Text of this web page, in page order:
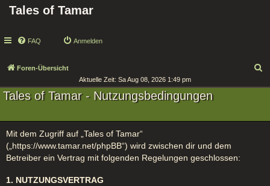
Tales of Tamar
FAQ Anmelden
Foren-Übersicht
Aktuelle Zeit: Sa Aug 08, 2026 1:49 pm
Tales of Tamar - Nutzungsbedingungen
Mit dem Zugriff auf „Tales of Tamar“
(„https://www.tamar.net/phpBB“) wird zwischen dir und dem
Betreiber ein Vertrag mit folgenden Regelungen geschlossen:
1. NUTZUNGSVERTRAG